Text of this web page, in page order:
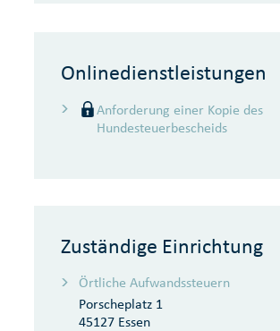
Onlinedienstleistungen
Anforderung einer Kopie des
Hundesteuerbescheids
Zuständige Einrichtung
Örtliche Aufwandssteuern
Porscheplatz 1
45127 Essen